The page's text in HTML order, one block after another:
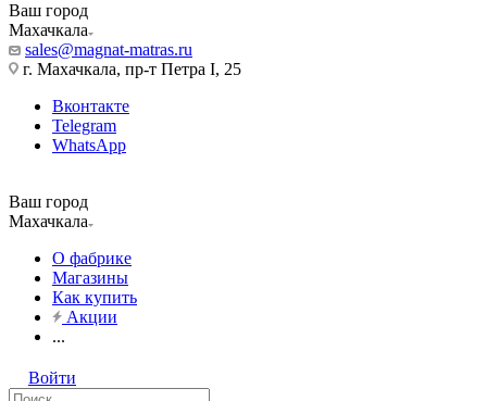
Ваш город
Махачкала
sales@magnat-matras.ru
г. Махачкала, пр-т Петра I, 25
Вконтакте
Telegram
WhatsApp
Ваш город
Махачкала
О фабрике
Магазины
Как купить
Акции
...
Войти